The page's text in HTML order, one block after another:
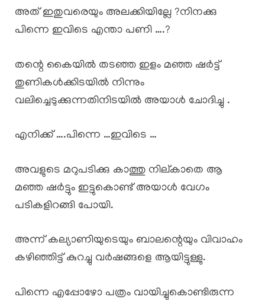
അത് ഇതുവരെയും അലക്കിയില്ലേ ?നിനക്കു
പിന്നെ ഇവിടെ എന്താ പണി ….?
തന്റെ കൈയിൽ തടഞ്ഞ ഇളം മഞ്ഞ ഷർട്ട്
തുണികൾക്കിടയിൽ നിന്നും
വലിച്ചെടുക്കുന്നതിനിടയിൽ അയാൾ ചോദിച്ചു .
എനിക്ക് ….പിന്നെ …ഇവിടെ …
അവളുടെ മറുപടിക്കു കാത്തു നില്കാതെ ആ
മഞ്ഞ ഷർട്ടും ഇട്ടുകൊണ്ട് അയാൾ വേഗം
പടികളിറങ്ങി പോയി.
അന്ന് കല്യാണിയുടെയും ബാലന്റെയും വിവാഹം
കഴിഞ്ഞിട്ട് കുറച്ചു വർഷങ്ങളെ ആയിട്ടുള്ളു.
പിന്നെ എപ്പോഴോ പത്രം വായിച്ചുകൊണ്ടിരുന്ന